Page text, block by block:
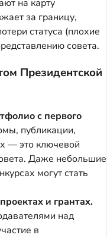
на карту
за границу,
статуса (плохие
совета.
Президентской
с первого
публикации,
— это ключевой
Даже небольшие
могут стать
и грантах.
над
в